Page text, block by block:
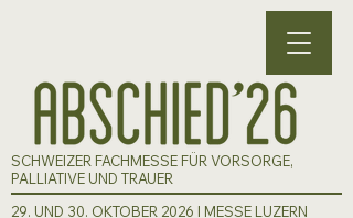
SCHWEIZER FACHMESSE FÜR VORSORGE,
PALLIATIVE UND TRAUER
29. UND 30. OKTOBER 2026 I MESSE LUZERN